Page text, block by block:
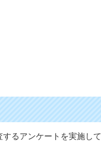
るアンケートを実施して